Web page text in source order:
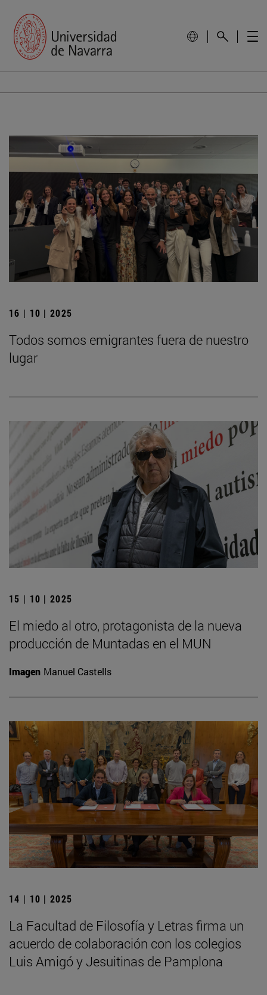
16 | 10 | 2025
Todos somos emigrantes fuera de nuestro
lugar
15 | 10 | 2025
El miedo al otro, protagonista de la nueva
producción de Muntadas en el MUN
Imagen Manuel Castells
14 | 10 | 2025
La Facultad de Filosofía y Letras firma un
acuerdo de colaboración con los colegios
Luis Amigó y Jesuitinas de Pamplona